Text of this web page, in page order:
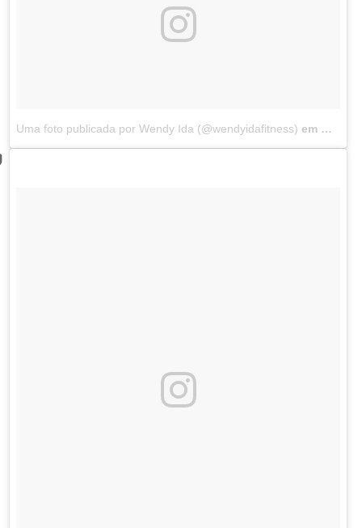
Uma foto publicada por Wendy Ida (@wendyidafitness) em Mar 3,